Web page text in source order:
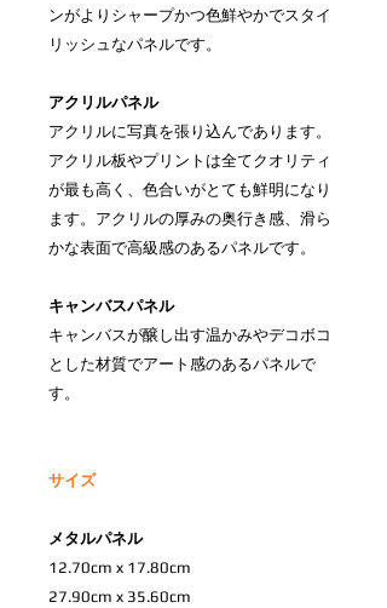
ンがよりシャープかつ色鮮やかでスタイ
リッシュなパネルです。
アクリルパネル
アクリルに写真を張り込んであります。
アクリル板やプリントは全てクオリティ
が最も高く、色合いがとても鮮明になり
ます。アクリルの厚みの奥行き感、滑ら
かな表面で高級感のあるパネルです。
キャンバスパネル
キャンバスが醸し出す温かみやデコボコ
とした材質でアート感のあるパネルで
す。
サイズ
メタルパネル
12.70cm x 17.80cm
27.90cm x 35.60cm